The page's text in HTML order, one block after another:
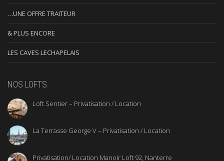
…UNE OFFRE TRAITEUR
& PLUS ENCORE
LES CAVES LECHAPELAIS
NOS LOFTS
Loft Sentier – Privatisation / Location
La Terrasse George V – Privatisation / Location
Privatisation/ Location Manoir Loft 92, Nanterre